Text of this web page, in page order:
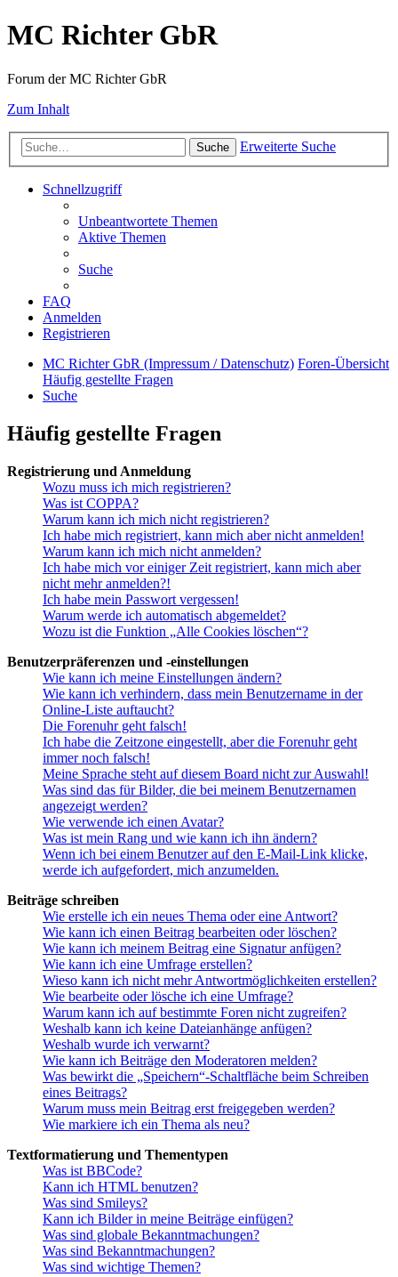
MC Richter GbR
Forum der MC Richter GbR
Zum Inhalt
Suche Erweiterte Suche
Schnellzugriff
Unbeantwortete Themen
Aktive Themen
Suche
FAQ
Anmelden
Registrieren
MC Richter GbR (Impressum / Datenschutz) Foren-Übersicht
Häufig gestellte Fragen
Suche
Häufig gestellte Fragen
Registrierung und Anmeldung
Wozu muss ich mich registrieren?
Was ist COPPA?
Warum kann ich mich nicht registrieren?
Ich habe mich registriert, kann mich aber nicht anmelden!
Warum kann ich mich nicht anmelden?
Ich habe mich vor einiger Zeit registriert, kann mich aber
nicht mehr anmelden?!
Ich habe mein Passwort vergessen!
Warum werde ich automatisch abgemeldet?
Wozu ist die Funktion „Alle Cookies löschen“?
Benutzerpräferenzen und -einstellungen
Wie kann ich meine Einstellungen ändern?
Wie kann ich verhindern, dass mein Benutzername in der
Online-Liste auftaucht?
Die Forenuhr geht falsch!
Ich habe die Zeitzone eingestellt, aber die Forenuhr geht
immer noch falsch!
Meine Sprache steht auf diesem Board nicht zur Auswahl!
Was sind das für Bilder, die bei meinem Benutzernamen
angezeigt werden?
Wie verwende ich einen Avatar?
Was ist mein Rang und wie kann ich ihn ändern?
Wenn ich bei einem Benutzer auf den E-Mail-Link klicke,
werde ich aufgefordert, mich anzumelden.
Beiträge schreiben
Wie erstelle ich ein neues Thema oder eine Antwort?
Wie kann ich einen Beitrag bearbeiten oder löschen?
Wie kann ich meinem Beitrag eine Signatur anfügen?
Wie kann ich eine Umfrage erstellen?
Wieso kann ich nicht mehr Antwortmöglichkeiten erstellen?
Wie bearbeite oder lösche ich eine Umfrage?
Warum kann ich auf bestimmte Foren nicht zugreifen?
Weshalb kann ich keine Dateianhänge anfügen?
Weshalb wurde ich verwarnt?
Wie kann ich Beiträge den Moderatoren melden?
Was bewirkt die „Speichern“-Schaltfläche beim Schreiben
eines Beitrags?
Warum muss mein Beitrag erst freigegeben werden?
Wie markiere ich ein Thema als neu?
Textformatierung und Thementypen
Was ist BBCode?
Kann ich HTML benutzen?
Was sind Smileys?
Kann ich Bilder in meine Beiträge einfügen?
Was sind globale Bekanntmachungen?
Was sind Bekanntmachungen?
Was sind wichtige Themen?